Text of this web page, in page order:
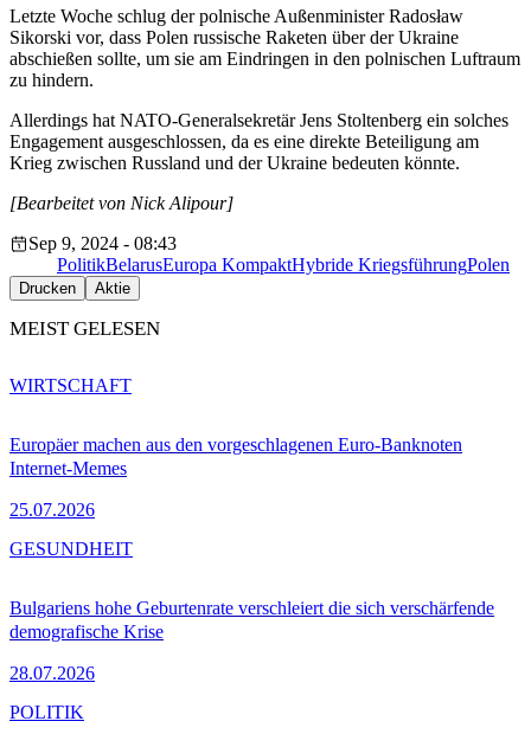
Letzte Woche schlug der polnische Außenminister Radosław
Sikorski vor, dass Polen russische Raketen über der Ukraine
abschießen sollte, um sie am Eindringen in den polnischen Luftraum
zu hindern.
Allerdings hat NATO-Generalsekretär Jens Stoltenberg ein solches
Engagement ausgeschlossen, da es eine direkte Beteiligung am
Krieg zwischen Russland und der Ukraine bedeuten könnte.
[Bearbeitet von Nick Alipour]
Sep 9, 2024 - 08:43
PolitikBelarusEuropa KompaktHybride KriegsführungPolen
Drucken Aktie
MEIST GELESEN
Europäer machen aus den vorgeschlagenen Euro-Banknoten
Internet-Memes
25.07.2026
WIRTSCHAFT
Bulgariens hohe Geburtenrate verschleiert die sich verschärfende
demografische Krise
28.07.2026
GESUNDHEIT
POLITIK